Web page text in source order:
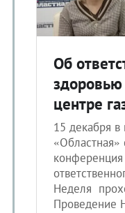
Об
здоровью
центре
15 декабря в
«Областная»
Неделя
Проведение